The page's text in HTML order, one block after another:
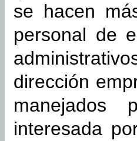
se hacen
personal de
dirección
manejados
interesada